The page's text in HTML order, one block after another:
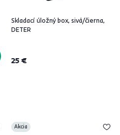
Skladací úložný box, sivá/čierna,
DETER
25 €
Akcia